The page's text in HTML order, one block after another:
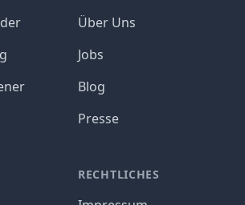
Über Uns
Jobs
Blog
Presse
RECHTLICHES